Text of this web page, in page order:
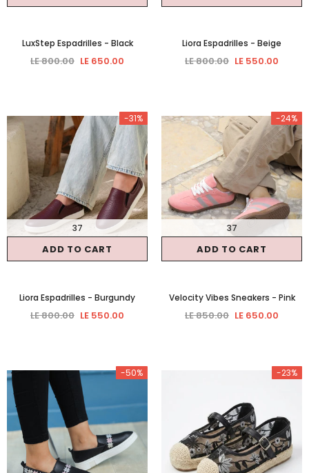
LuxStep Espadrilles - Black
LE 800.00 LE 650.00
Liora Espadrilles - Beige
LE 800.00 LE 550.00
-31%
ADD TO CART
37
Liora Espadrilles - Burgundy
LE 800.00 LE 550.00
-24%
ADD TO CART
37
Velocity Vibes Sneakers - Pink
LE 850.00 LE 650.00
-50% -23%